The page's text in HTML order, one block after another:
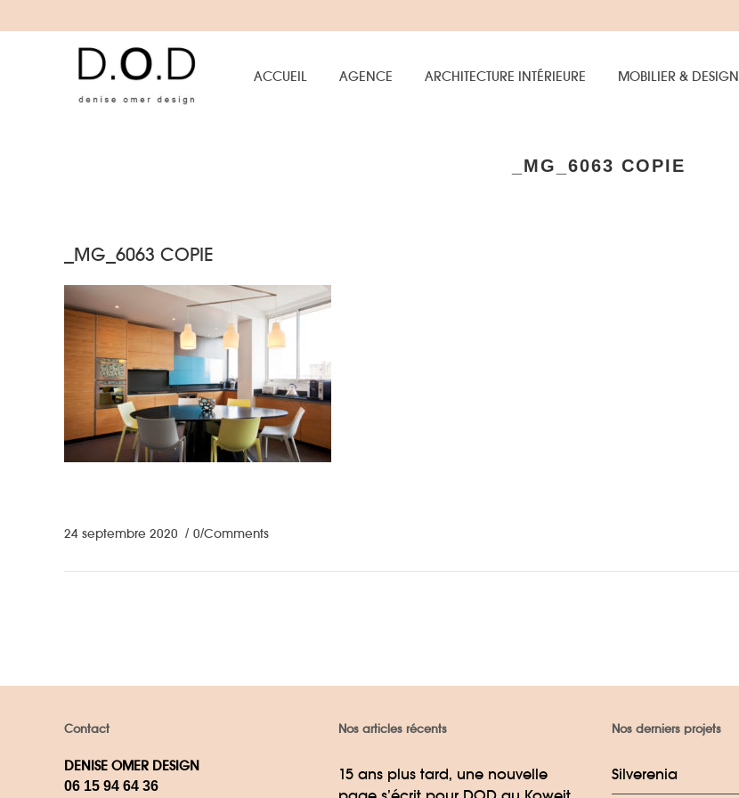
ACCUEIL AGENCE ARCHITECTURE INTÉRIEURE MOBILIER & DESIGN
_MG_6063 COPIE
_MG_6063 COPIE
24 septembre 2020 0 Comments
Contact
DENISE OMER DESIGN
06 15 94 64 36
Nos articles récents
15 ans plus tard, une nouvelle
Nos derniers projets
Silverenia